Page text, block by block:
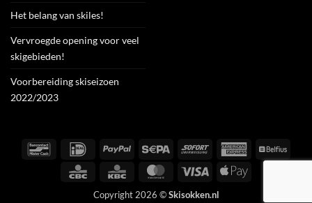
Het belang van skiles!
Vervroegde opening voor veel
skigebieden!
Voorbereiding skiseizoen
2022/2023
Bancontact IDeal PayPal Sepa Sofort
American
Express
Belfius
CBC KBC MasterCardVisa
Apple
Copyright 2026 ©Skisokken.nl